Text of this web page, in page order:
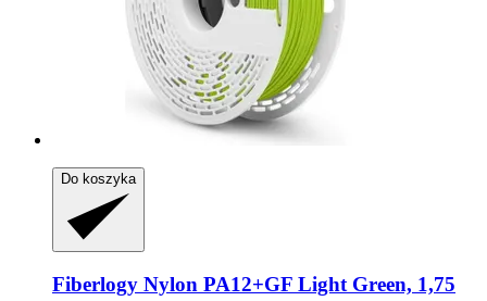
Do koszyka
Fiberlogy Nylon PA12+GF Light Green, 1,75